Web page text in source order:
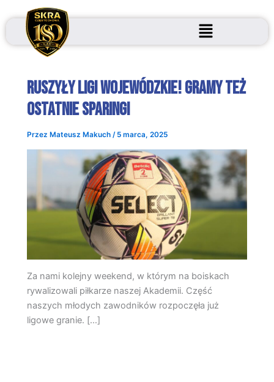
do
Ruszyły ligi wojewódzkie! Gramy też
ostatnie sparingi
Przez Mateusz Makuch / 5 marca, 2025
Za nami kolejny weekend, w którym na boiskach
rywalizowali piłkarze naszej Akademii. Część
naszych młodych zawodników rozpoczęła już
ligowe granie. […]